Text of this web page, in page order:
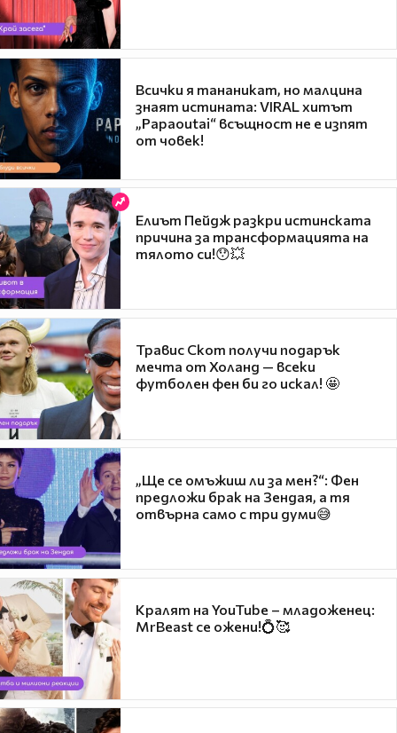
Всички я тананикат, но малцина
знаят истината: VIRAL хитът
„Papaoutai“ всъщност не е изпят
от човек!
Елиът Пейдж разкри истинската
причина за трансформацията на
тялото си!😯💥
Травис Скот получи подарък
мечта от Холанд — всеки
футболен фен би го искал! 🤩
„Ще се омъжиш ли за мен?“: Фен
предложи брак на Зендая, а тя
отвърна само с три думи😅
Кралят на YouTube – младоженец:
MrBeast се ожени!💍🥰